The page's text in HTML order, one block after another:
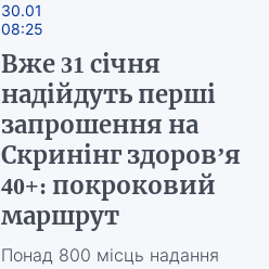
30.01
08:25
Вже 31 січня
надійдуть перші
запрошення на
Скринінг здоровʼя
40+: покроковий
маршрут
Понад 800 місць надання